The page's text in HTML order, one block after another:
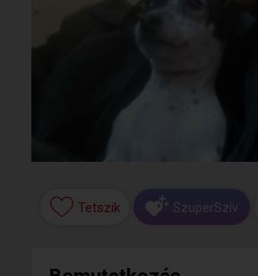
Tetszik SzuperSzív